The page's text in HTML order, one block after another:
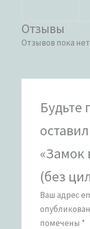
Отзывы
Отзывов пока
Будьте
«Замок
(без
Ваш адрес
помечены *